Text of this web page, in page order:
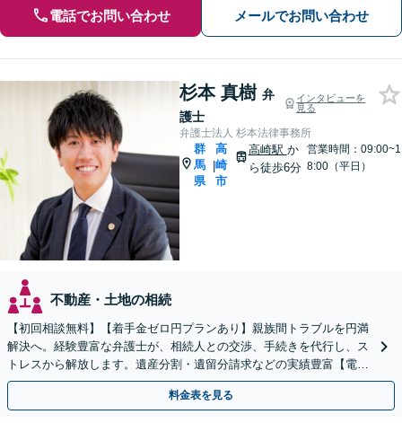
電話でお問い合わせ メールでお問い合わせ
杉本 真樹 弁
護士
インタビューを
見る
弁護士法人 杉本法律事務所
群
馬
県
|
高
崎
市
高崎駅 か
ら徒歩6分
営業時間：09:00~1
8:00（平日）
不動産・土地の相続
【初回相談無料】【着手金ゼロ円プランあり】親族間トラブルを円満
解決へ。経験豊富な弁護士が、相続人との交渉、手続きを代行し、ス
トレスから解放します。遺産分割・遺留分請求などの実績豊富【電
話・LINE・WEB面談可】
料金表を見る